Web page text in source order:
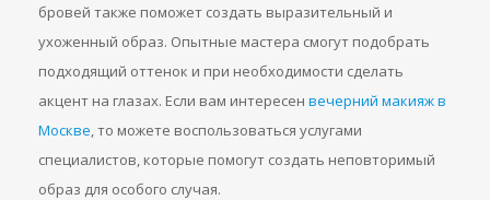
бровей также поможет создать выразительный и
ухоженный образ. Опытные мастера смогут подобрать
подходящий оттенок и при необходимости сделать
акцент на глазах. Если вам интересен вечерний макияж в
Москве, то можете воспользоваться услугами
специалистов, которые помогут создать неповторимый
образ для особого случая.